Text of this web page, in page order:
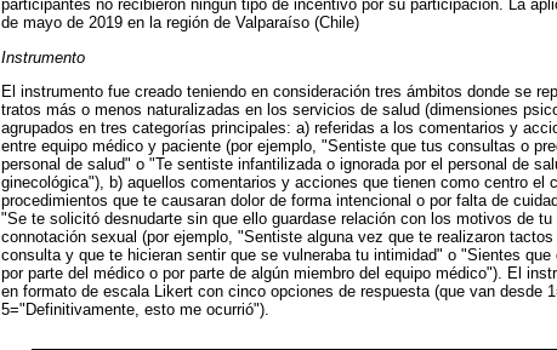
participantes no recibieron ningún tipo de incentivo por su participación. La
de mayo de 2019 en la región de Valparaíso (Chile)
Instrumento
El instrumento fue creado teniendo en consideración tres ámbitos donde se
tratos más o menos naturalizadas en los servicios de salud (dimensiones
agrupados en tres categorías principales: a) referidas a los comentarios y
entre equipo médico y paciente (por ejemplo, "Sentiste que tus consultas o
personal de salud" o "Te sentiste infantilizada o ignorada por el personal de
ginecológica"), b) aquellos comentarios y acciones que tienen como centro el
procedimientos que te causaran dolor de forma intencional o por falta de
"Se te solicitó desnudarte sin que ello guardase relación con los motivos de
connotación sexual (por ejemplo, "Sentiste alguna vez que te realizaron
consulta y que te hicieran sentir que se vulneraba tu intimidad" o "Sientes
por parte del médico o por parte de algún miembro del equipo médico"). El
en formato de escala Likert con cinco opciones de respuesta (que van desde
5="Definitivamente, esto me ocurrió").